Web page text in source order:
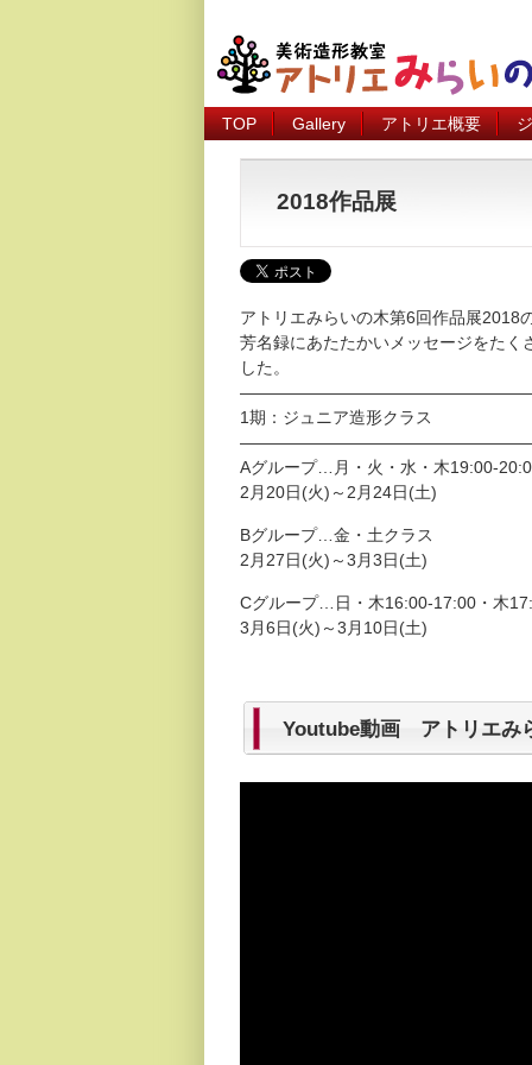
TOP Gallery アトリエ概要
2018作品展
アトリエみらいの木第6回作品展2018
芳名録にあたたかいメッセージをた
した。
1期：ジュニア造形クラス
Aグループ…月・火・水・木19:00-
2月20日(火)～2月24日(土)
Bグループ…金・土クラス
2月27日(火)～3月3日(土)
Cグループ…日・木16:00-17:00・木
3月6日(火)～3月10日(土)
Youtube動画 アトリエみ